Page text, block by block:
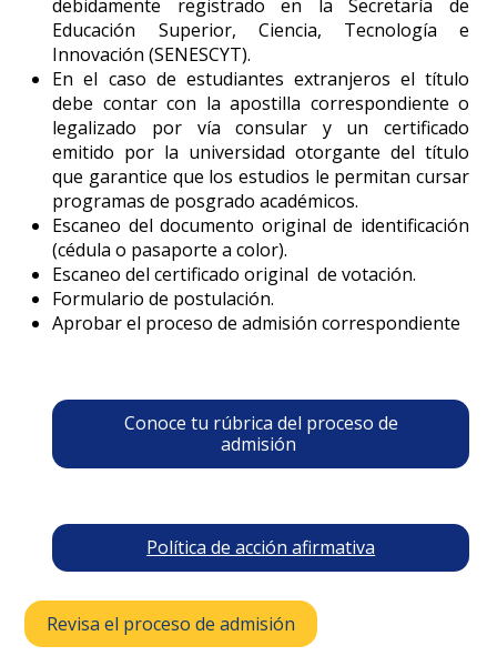
debidamente registrado en la Secretaría de
Educación Superior, Ciencia, Tecnología e
Innovación (SENESCYT).
En el caso de estudiantes extranjeros el título
debe contar con la apostilla correspondiente o
legalizado por vía consular y un certificado
emitido por la universidad otorgante del título
que garantice que los estudios le permitan cursar
programas de posgrado académicos.
Escaneo del documento original de identificación
(cédula o pasaporte a color).
Escaneo del certificado original de votación.
Formulario de postulación.
Aprobar el proceso de admisión correspondiente
Conoce tu rúbrica del proceso de
admisión
Política de acción afirmativa
Revisa el proceso de admisión